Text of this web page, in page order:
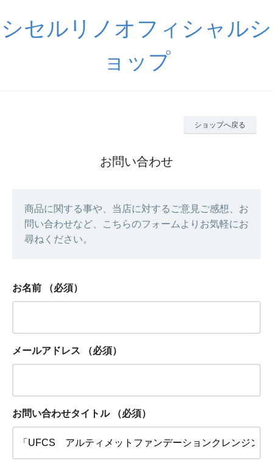
シセルリノオフィシャルシ
ョップ
ショップへ戻る
お問い合わせ
商品に関する事や、当店に対するご意見ご感想、お
問い合わせなど、こちらのフォームよりお気軽にお
尋ねください。
お名前 （必須）
メールアドレス （必須）
お問い合わせタイトル （必須）